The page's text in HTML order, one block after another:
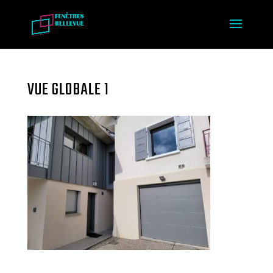
VUE GLOBALE 1